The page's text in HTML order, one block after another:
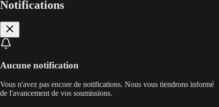
Notifications
Aucune notification
Vous n'avez pas encore de notifications. Nous vous tiendrons informé
de l'avancement de vos soumissions.